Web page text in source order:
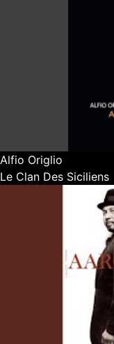
Alfio Origlio
Le Clan Des Siciliens